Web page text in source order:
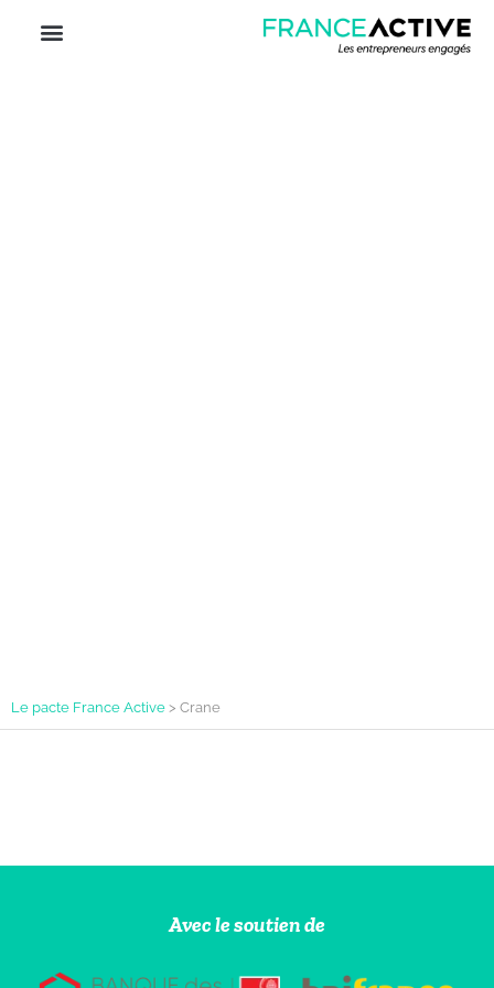
Le pacte France Active > Crane
Avec le soutien de